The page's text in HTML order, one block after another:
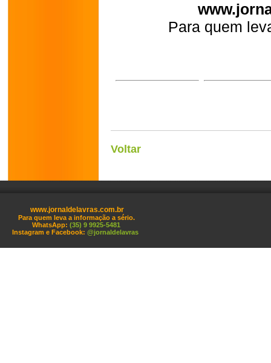
Para quem
Voltar
www.jornaldelavras.com.br
Para quem leva a informação a sério.
WhatsApp: (35) 9 9925-5481
Instagram e Facebook: @jornaldelavras